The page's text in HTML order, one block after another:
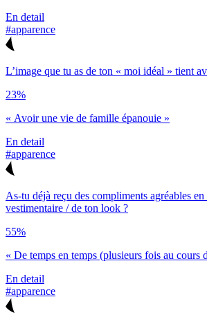
En detail
#apparence
L’image que tu as de ton « moi idéal » tient
23%
« Avoir une vie de famille épanouie »
En detail
#apparence
As-tu déjà reçu des compliments agréables
vestimentaire / de ton look ?
55%
« De temps en temps (plusieurs fois au cours
En detail
#apparence